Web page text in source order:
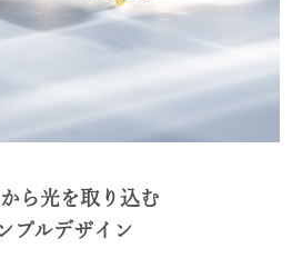
ら光を取り込む
プルデザイン